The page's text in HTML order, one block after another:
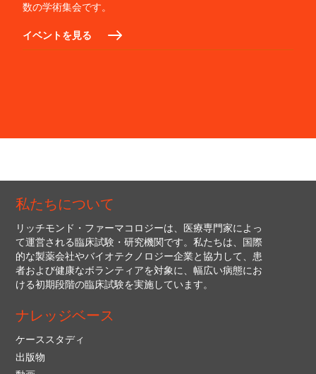
数の学術集会です。
イベントを見る
私たちについて
リッチモンド・ファーマコロジーは、医療専門家によっ
て運営される臨床試験・研究機関です。私たちは、国際
的な製薬会社やバイオテクノロジー企業と協力して、患
者および健康なボランティアを対象に、幅広い病態にお
ける初期段階の臨床試験を実施しています。
ナレッジベース
ケーススタディ
出版物